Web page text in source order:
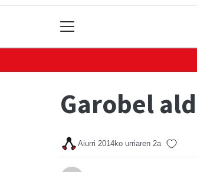
Garobel
Aiurri 2014ko urriaren 2a